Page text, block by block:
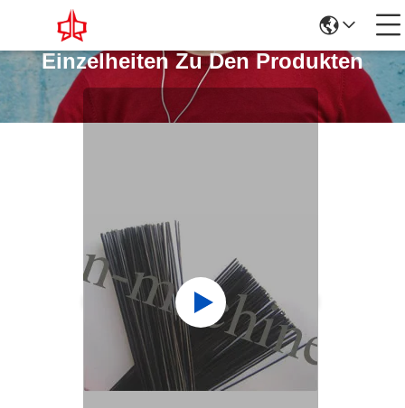
Einzelheiten Zu Den Produkten